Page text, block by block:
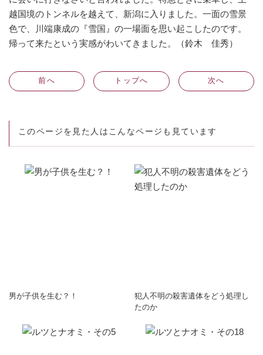
越国境のトンネルを越えて、新潟に入りました。一面の雪景
色で、川端康成の『雪国』の一場面を思い起こしたのです。
帰って来たという実感がわいてきました。（鈴木 佳秀）
前へ トップへ 次へ
このページを見た人はこんなページも見ています
男が子供を生む？！
犯人不明の殺害遺体をどう処理し
たのか